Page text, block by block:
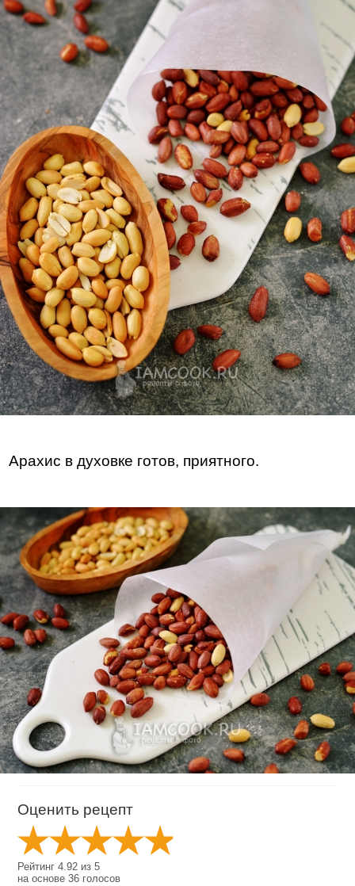
Арахис в духовке готов, приятного.
Оценить рецепт
Рейтинг4.92 из5
на основе36 голосов